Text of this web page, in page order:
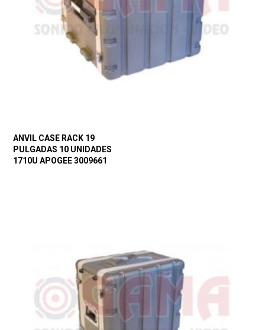
ANVIL CASE RACK 19
PULGADAS 10 UNIDADES
1710U APOGEE 3009661